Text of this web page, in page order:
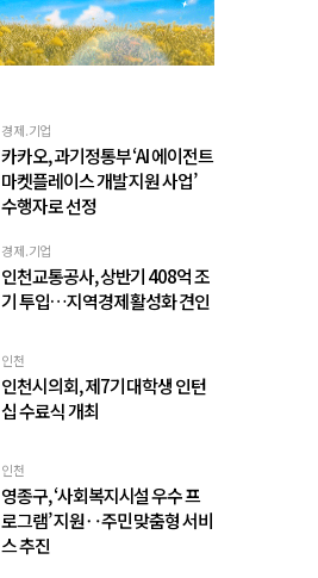
경제.기업
카카오, 과기정통부 ‘AI 에이전트
마켓플레이스 개발 지원 사업’
수행자로 선정
경제.기업
인천교통공사, 상반기 408억 조
기 투입…지역경제 활성화 견인
인천
인천시의회, 제7기 대학생 인턴
십 수료식 개최
인천
영종구, ‘사회복지시설 우수 프
로그램’ 지원‥주민 맞춤형 서비
스 추진